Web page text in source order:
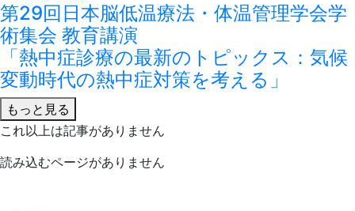
第29回日本脳低温療法・体温管理学会学
術集会 教育講演
「熱中症診療の最新のトピックス：気候
変動時代の熱中症対策を考える」
もっと見る
これ以上は記事がありません
読み込むページがありません